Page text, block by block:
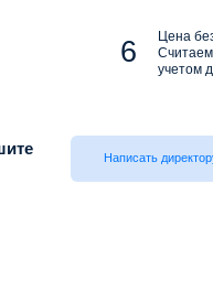
Цена
Считаем
учетом
Написать